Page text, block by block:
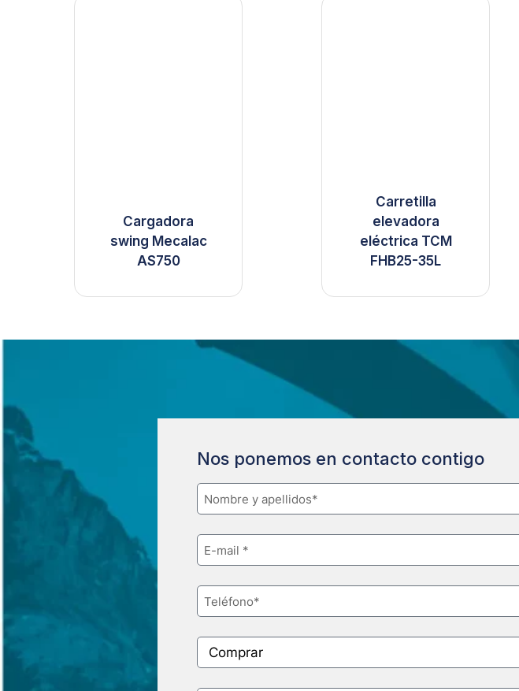
Cargadora
swing Mecalac
AS750
Carretilla
elevadora
eléctrica TCM
FHB25-35L
Nos ponemos en contacto contigo